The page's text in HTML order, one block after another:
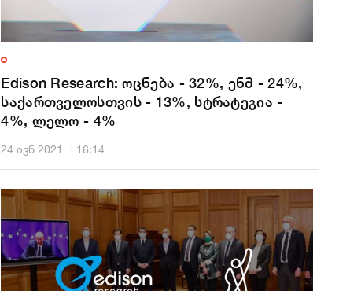
Edison Research: ოცნება - 32%, ენმ - 24%,
საქართველოსთვის - 13%, სტრატეგია -
4%, ლელო - 4%
24 ივნ 2021 16:14